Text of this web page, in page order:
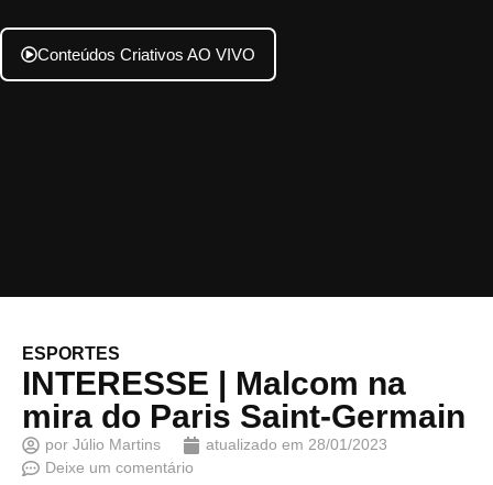
Conteúdos Criativos AO VIVO
ESPORTES
INTERESSE | Malcom na
mira do Paris Saint-Germain
por Júlio Martins atualizado em 28/01/2023
Deixe um comentário